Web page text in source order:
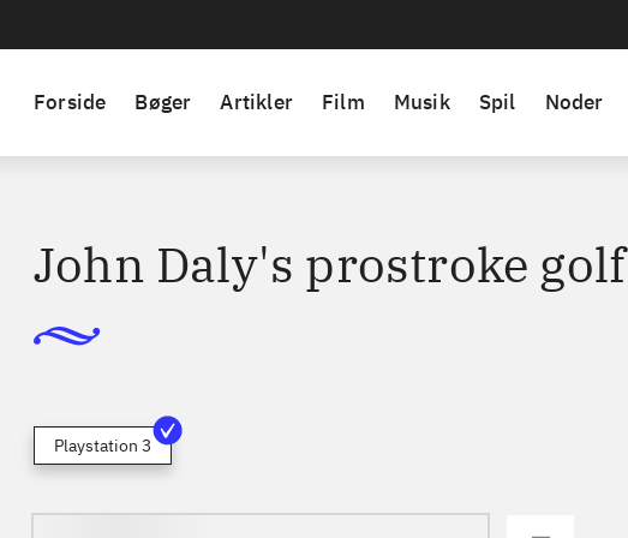
Forside Bøger Artikler Film Musik Spil Noder
John Daly's prostroke golf
Playstation 3